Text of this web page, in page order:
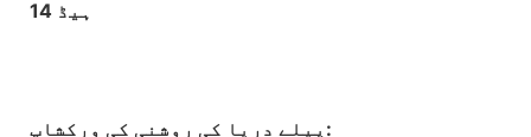
پیلے دریا کی روشنی کی ورکشاپ: